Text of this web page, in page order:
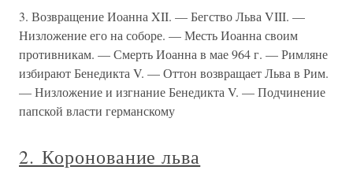
3. Возвращение Иоанна XII. — Бегство Льва VIII. —
Низложение его на соборе. — Месть Иоанна своим
противникам. — Смерть Иоанна в мае 964 г. — Римляне
избирают Бенедикта V. — Оттон возвращает Льва в Рим.
— Низложение и изгнание Бенедикта V. — Подчинение
папской власти германскому
2. Коронование льва